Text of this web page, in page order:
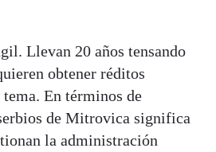
Llevan 20 años tensando
obtener réditos
En términos de
de Mitrovica significa
la administración